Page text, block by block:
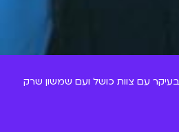
עם צוות כושל ועם שמשון שרק